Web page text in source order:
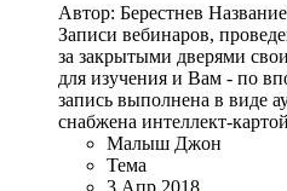
Автор: Берестнев
Записи вебинаров,
за закрытыми дверями
для изучения и Вам - по
запись выполнена в виде
снабжена интеллект-
Малыш Джон
Тема
3 Апр 2018